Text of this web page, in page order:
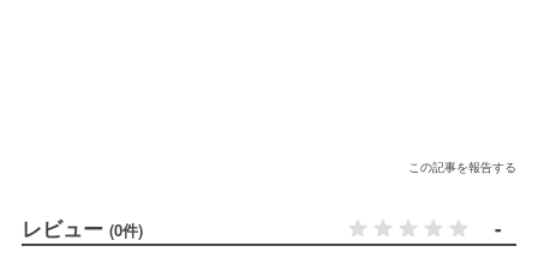
この記事を報告する
レビュー (0件) -